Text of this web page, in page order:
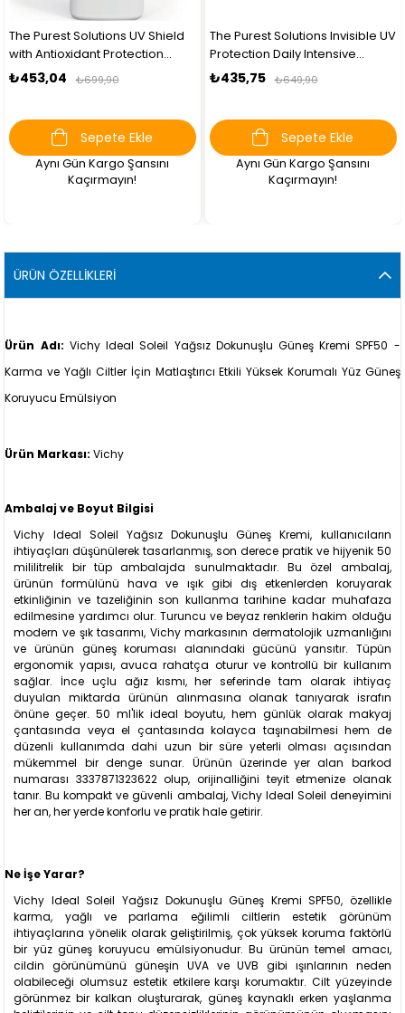
Solutions UV Shield
Protection
Defense
₺699,90
Sepete Ekle
Gün Kargo Şansını
Kaçırmayın!
The Purest Solutions Invisible UV
Protection Daily Intensive
Moisturizer Spf 50+
₺435,75 ₺649,90
Sepete Ekle
Aynı Gün Kargo Şansını
Kaçırmayın!
La
50 SPF
ÜRÜN ÖZELLIKLERI
Ürün Adı: Vichy Ideal Soleil Yağsız Dokunuşlu Güneş Kremi SPF50 -
Karma ve Yağlı Ciltler İçin Matlaştırıcı Etkili Yüksek Korumalı Yüz Güneş
Koruyucu Emülsiyon
Ürün Markası:Vichy
Ambalaj ve Boyut Bilgisi
Vichy Ideal Soleil Yağsız Dokunuşlu Güneş Kremi, kullanıcıların
ihtiyaçları düşünülerek tasarlanmış, son derece pratik ve hijyenik 50
mililitrelik bir tüp ambalajda sunulmaktadır. Bu özel ambalaj,
ürünün formülünü hava ve ışık gibi dış etkenlerden koruyarak
etkinliğinin ve tazeliğinin son kullanma tarihine kadar muhafaza
edilmesine yardımcı olur. Turuncu ve beyaz renklerin hakim olduğu
modern ve şık tasarımı, Vichy markasının dermatolojik uzmanlığını
ve ürünün güneş koruması alanındaki gücünü yansıtır. Tüpün
ergonomik yapısı, avuca rahatça oturur ve kontrollü bir kullanım
sağlar. İnce uçlu ağız kısmı, her seferinde tam olarak ihtiyaç
duyulan miktarda ürünün alınmasına olanak tanıyarak israfın
önüne geçer. 50 ml'lik ideal boyutu, hem günlük olarak makyaj
çantasında veya el çantasında kolayca taşınabilmesi hem de
düzenli kullanımda dahi uzun bir süre yeterli olması açısından
mükemmel bir denge sunar. Ürünün üzerinde yer alan barkod
numarası 3337871323622 olup, orijinalliğini teyit etmenize olanak
tanır. Bu kompakt ve güvenli ambalaj, Vichy Ideal Soleil deneyimini
her an, her yerde konforlu ve pratik hale getirir.
Ne İşe Yarar?
Vichy Ideal Soleil Yağsız Dokunuşlu Güneş Kremi SPF50, özellikle
karma, yağlı ve parlama eğilimli ciltlerin estetik görünüm
ihtiyaçlarına yönelik olarak geliştirilmiş, çok yüksek koruma faktörlü
bir yüz güneş koruyucu emülsiyonudur. Bu ürünün temel amacı,
cildin görünümünü güneşin UVA ve UVB gibi ışınlarının neden
olabileceği olumsuz estetik etkilere karşı korumaktır. Cilt yüzeyinde
görünmez bir kalkan oluşturarak, güneş kaynaklı erken yaşlanma